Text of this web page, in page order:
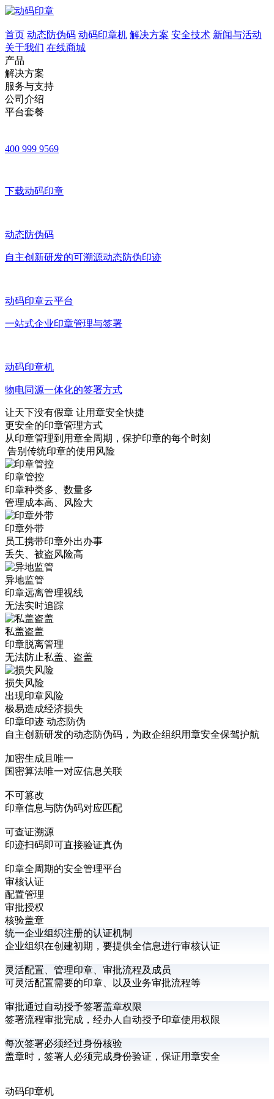
首页 动态防伪码 动码印章机 解决方案 安全技术 新闻与活动
关于我们 在线商城
产品
解决方案
服务与支持
公司介绍
平台套餐
400 999 9569
下载动码印章
动态防伪码
自主创新研发的可溯源动态防伪印迹
动码印章云平台
一站式企业印章管理与签署
动码印章机
物电同源一体化的签署方式
让天下没有假章 让用章安全快捷
更安全的印章管理方式
从印章管理到用章全周期，保护印章的每个时刻
告别传统印章的使用风险
印章管控
印章种类多、数量多
管理成本高、风险大
印章外带
员工携带印章外出办事
丢失、被盗风险高
异地监管
印章远离管理视线
无法实时追踪
私盖盗盖
印章脱离管理
无法防止私盖、盗盖
损失风险
出现印章风险
极易造成经济损失
印章印迹 动态防伪
自主创新研发的动态防伪码，为政企组织用章安全保驾护航
加密生成且唯一
国密算法唯一对应信息关联
不可篡改
印章信息与防伪码对应匹配
可查证溯源
印迹扫码即可直接验证真伪
印章全周期的安全管理平台
审核认证
配置管理
审批授权
核验盖章
统一企业组织注册的认证机制
企业组织在创建初期，要提供全信息进行审核认证
灵活配置、管理印章、审批流程及成员
可灵活配置需要的印章、以及业务审批流程等
审批通过自动授予签署盖章权限
签署流程审批完成，经办人自动授予印章使用权限
每次签署必须经过身份核验
盖章时，签署人必须完成身份验证，保证用章安全
动码印章机